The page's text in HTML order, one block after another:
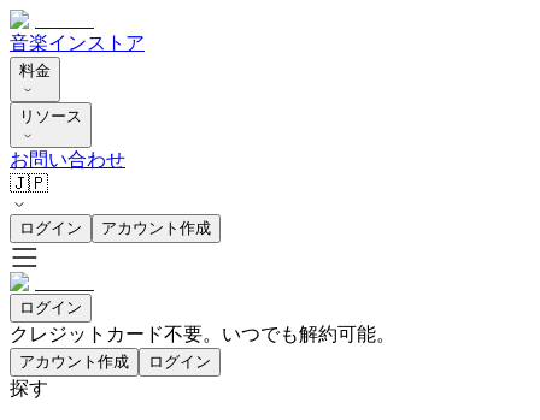
音楽インストア
料金
リソース
お問い合わせ
🇯🇵
ログイン アカウント作成
ログイン
クレジットカード不要。いつでも解約可能。
アカウント作成 ログイン
探す